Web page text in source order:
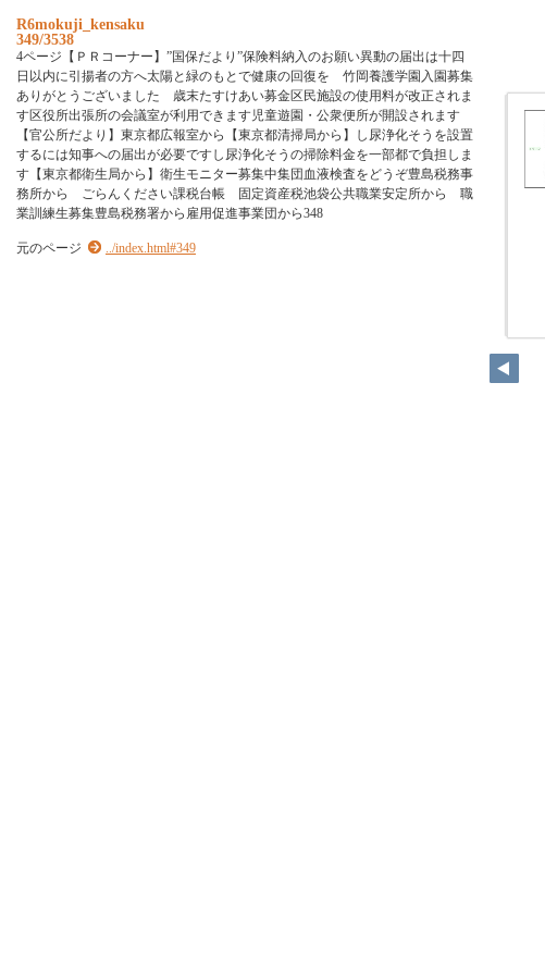
R6mokuji_kensaku
349/3538
4ページ【ＰＲコーナー】”国保だより”保険料納入のお願い異動の届出は十四
日以内に引揚者の方へ太陽と緑のもとで健康の回復を 竹岡養護学園入園募集
ありがとうございました 歳末たすけあい募金区民施設の使用料が改正されま
す区役所出張所の会議室が利用できます児童遊園・公衆便所が開設されます
【官公所だより】東京都広報室から【東京都清掃局から】し尿浄化そうを設置
するには知事への届出が必要ですし尿浄化そうの掃除料金を一部都で負担しま
す【東京都衛生局から】衛生モニター募集中集団血液検査をどうぞ豊島税務事
務所から ごらんください課税台帳 固定資産税池袋公共職業安定所から 職
業訓練生募集豊島税務署から雇用促進事業団から348
元のページ ../index.html#349